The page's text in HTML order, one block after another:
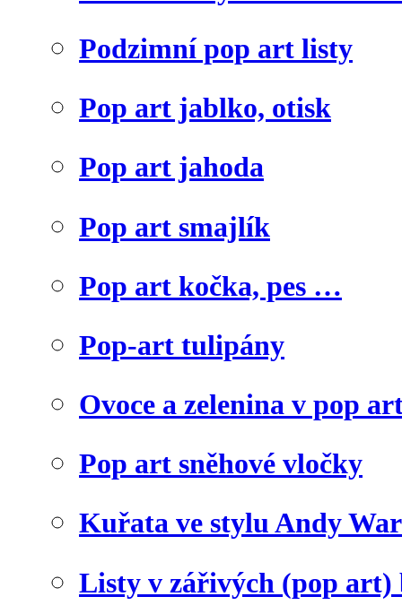
Podzimní pop art listy
Pop art jablko, otisk
Pop art jahoda
Pop art smajlík
Pop art kočka, pes …
Pop-art tulipány
Ovoce a zelenina v pop
Pop art sněhové vločky
Kuřata ve stylu Andy
Listy v zářivých (pop art)